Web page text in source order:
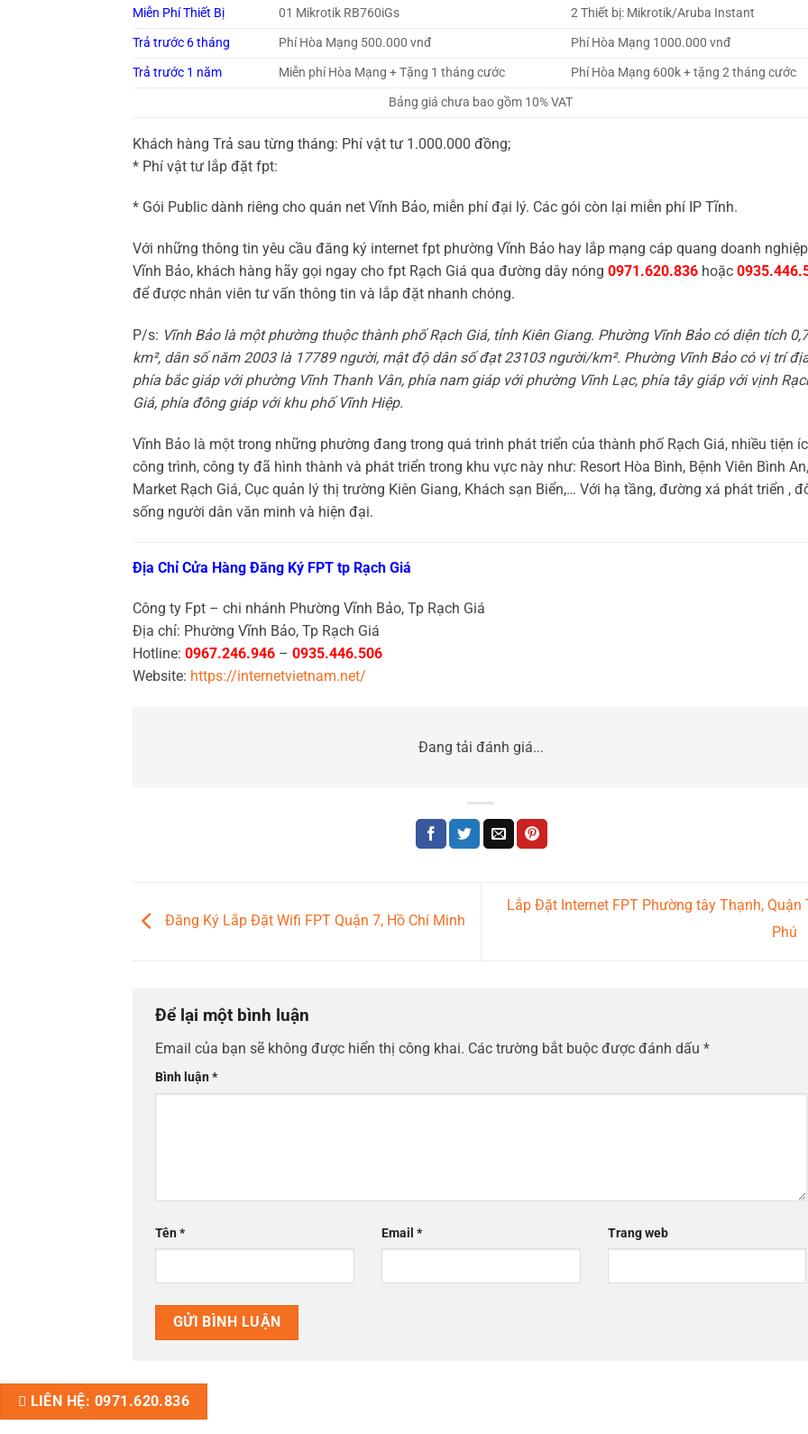
Miễn Phí Thiết Bị
01 Mikrotik RB760iGs
2 Thiết bị: Mikrotik/Aruba Instant
Trả trước 6 tháng
Phí Hòa Mạng 500.000 vnđ
Phí Hòa Mạng 1000.000 vnđ
Trả trước 1 năm
Miễn phí Hòa Mạng + Tặng 1 tháng cước
Phí Hòa Mạng 600k + tặng 2 tháng cước
Bảng giá chưa bao gồm 10% VAT
Khách hàng Trả sau từng tháng: Phí vật tư 1.000.000 đồng;
* Phí vật tư lắp đặt fpt:
* Gói Public dành riêng cho quán net Vĩnh Bảo, miễn phí đại lý. Các gói còn lại miễn phí IP Tĩnh.
Với những thông tin yêu cầu đăng ký internet fpt phường Vĩnh Bảo hay lắp mạng cáp quang doanh nghiệp
Vĩnh Bảo, khách hàng hãy gọi ngay cho fpt Rạch Giá qua đường dây nóng 0971.620.836 hoặc
để được nhân viên tư vấn thông tin và lắp đặt nhanh chóng.
P/s: Vĩnh Bảo là một phường thuộc thành phố Rạch Giá, tỉnh Kiên Giang. Phường Vĩnh Bảo có diện tích
km², dân số năm 2003 là 17789 người, mật độ dân số đạt 23103 người/km². Phường Vĩnh Bảo có vị trí
phía bắc giáp với phường Vĩnh Thanh Vân, phía nam giáp với phường Vĩnh Lạc, phía tây giáp với vịnh
Giá, phía đông giáp với khu phố Vĩnh Hiệp.
Vĩnh Bảo là một trong những phường đang trong quá trình phát triển của thành phố Rạch Giá, nhiều tiện
công trình, công ty đã hình thành và phát triển trong khu vực này như: Resort Hòa Bình, Bệnh Viên Bình An,
Market Rạch Giá, Cục quản lý thị trường Kiên Giang, Khách sạn Biển,… Với hạ tầng, đường xá phát triển ,
sống người dân văn minh và hiện đại.
Địa Chỉ Cửa Hàng Đăng Ký FPT tp Rạch Giá
Công ty Fpt – chi nhánh Phường Vĩnh Bảo, Tp Rạch Giá
Địa chỉ: Phường Vĩnh Bảo, Tp Rạch Giá
Hotline: 0967.246.946 – 0935.446.506
Website: https://internetvietnam.net/
Đang tải đánh giá...
Đăng Ký Lắp Đặt Wifi FPT Quận 7, Hồ Chí Minh
Lắp Đặt Internet FPT Phường tây Thạnh, Quận
Phú
Để lại một bình luận
Email của bạn sẽ không được hiển thị công khai. Các trường bắt buộc được đánh dấu *
Bình luận*
Tên* Email * Trang web
LIÊN HỆ: 0971.620.836